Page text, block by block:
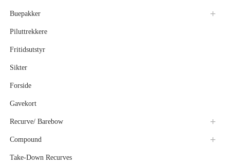
Buepakker
Piluttrekkere
Fritidsutstyr
Sikter
Forside
Gavekort
Recurve/ Barebow
Compound
Take-Down Recurves